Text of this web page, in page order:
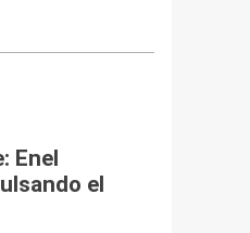
Enel
el